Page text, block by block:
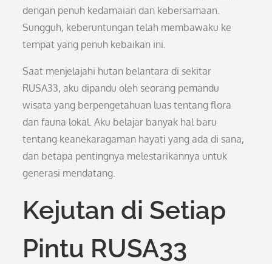
dengan penuh kedamaian dan kebersamaan.
Sungguh, keberuntungan telah membawaku ke
tempat yang penuh kebaikan ini.
Saat menjelajahi hutan belantara di sekitar
RUSA33, aku dipandu oleh seorang pemandu
wisata yang berpengetahuan luas tentang flora
dan fauna lokal. Aku belajar banyak hal baru
tentang keanekaragaman hayati yang ada di sana,
dan betapa pentingnya melestarikannya untuk
generasi mendatang.
Kejutan di Setiap
Pintu RUSA33